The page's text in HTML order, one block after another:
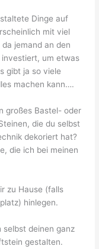
Dinge auf
mit viel
jemand an den
um etwas
gibt ja so viele
machen kann….
großes Bastel- oder
, die du selbst
dekoriert hat?
die ich bei meinen
zu Hause (falls
hinlegen.
deinen ganz
gestalten.